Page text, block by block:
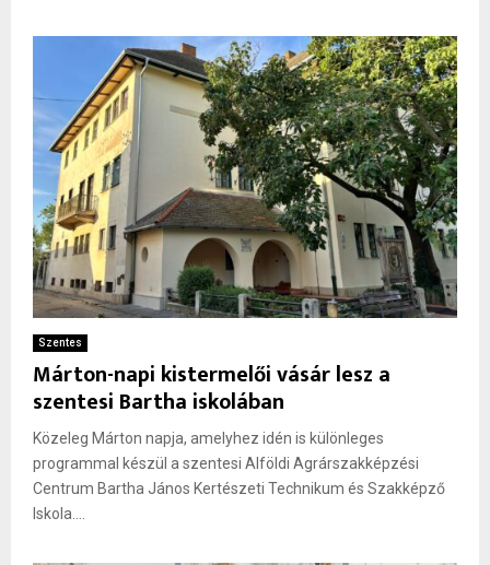
Szentes
Márton-napi kistermelői vásár lesz a
szentesi Bartha iskolában
Közeleg Márton napja, amelyhez idén is különleges
programmal készül a szentesi Alföldi Agrárszakképzési
Centrum Bartha János Kertészeti Technikum és Szakképző
Iskola....